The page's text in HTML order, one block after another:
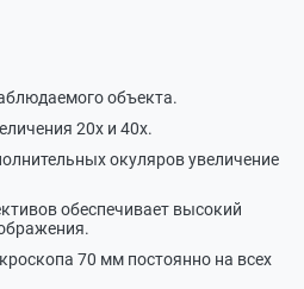
объекта.
20х и 40х.
окуляров увеличение
обеспечивает высокий
70 мм постоянно на всех